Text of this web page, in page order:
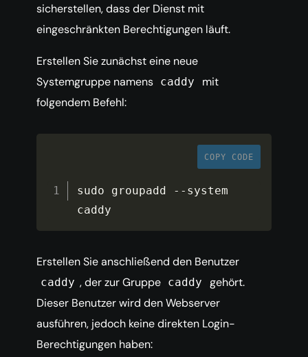
sicherstellen, dass der Dienst mit
eingeschränkten Berechtigungen läuft.
Erstellen Sie zunächst eine neue
Systemgruppe namens caddy
mit
folgendem Befehl:
COPY CODE
sudo groupadd -- system
caddy
Erstellen Sie anschließend den Benutzer
caddy , der zur Gruppe caddy
gehört.
Dieser Benutzer wird den Webserver
ausführen, jedoch keine direkten Login-
Berechtigungen haben: